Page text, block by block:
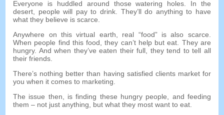
Everyone is huddled around those watering holes. In the
desert, people will pay to drink. They’ll do anything to have
what they believe is scarce.
Anywhere on this virtual earth, real “food” is also scarce.
When people find this food,they can’t help but eat. They are
hungry. And when they’ve eaten their full, they tend to tell all
their friends.
There’s nothing better than having satisfied clients market for
you when it comes to marketing.
The issue then, is finding these hungry people, and feeding
them – not just anything, but what they most want to eat.